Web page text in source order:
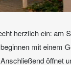
herzlich ein: am
mit einem
öffnet